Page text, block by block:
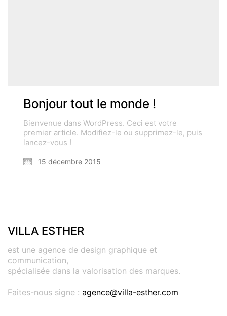
Bonjour tout le monde !
Bienvenue dans WordPress. Ceci est votre
premier article. Modifiez-le ou supprimez-le, puis
lancez-vous !
15 décembre 2015
VILLA ESTHER
est une agence de design graphique et
communication,
spécialisée dans la valorisation des marques.
Faites-nous signe : agence@villa-esther.com